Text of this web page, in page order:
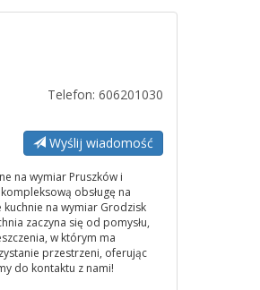
Telefon: 606201030
Wyślij wiadomość
na wymiar Pruszków i
obsługę na
na wymiar Grodzisk
zaczyna się od pomysłu,
w którym ma
przestrzeni, oferując
do kontaktu z nami!